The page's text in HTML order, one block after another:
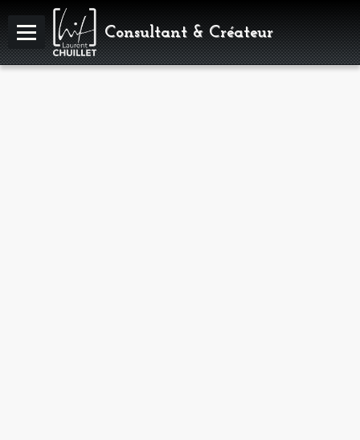
Consultant & Créateur